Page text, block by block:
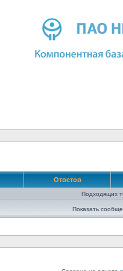
Ответов
Подходящих
Показать